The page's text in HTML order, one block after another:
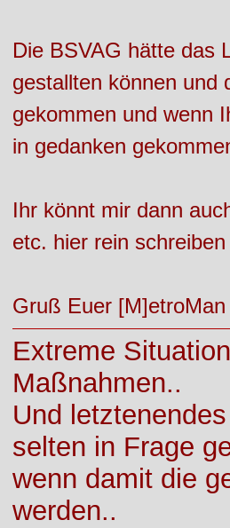
Die BSVAG hätte das
gestallten können und
gekommen und wenn
in gedanken
Ihr könnt mir dann
etc. hier rein
Gruß Euer [M]etroMan
Extreme
Maßnahmen..
Und
selten in Frage
wenn damit die
werden..